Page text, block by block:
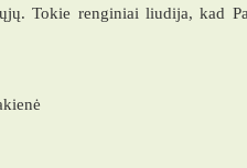
Tokie renginiai liudija, kad